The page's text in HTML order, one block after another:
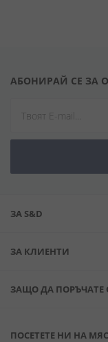
АБОНИРАЙ СЕ ЗА
ЗА S&D
ЗА КЛИЕНТИ
ЗАЩО ДА ПОРЪЧАТЕ
ПОСЕТЕТЕ НИ НА